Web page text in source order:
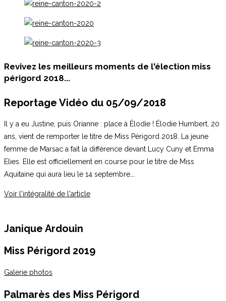
Revivez les meilleurs moments de l'élection miss
périgord 2018...
Reportage Vidéo du 05/09/2018
Il y a eu Justine, puis Orianne : place à Élodie ! Élodie Humbert, 20
ans, vient de remporter le titre de Miss Périgord 2018. La jeune
femme de Marsac a fait la différence devant Lucy Cuny et Emma
Elies. Elle est officiellement en course pour le titre de Miss
Aquitaine qui aura lieu le 14 septembre….
Voir l'intégralité de l'article
Janique Ardouin
Miss Périgord 2019
Galerie photos
Palmarès des Miss Périgord